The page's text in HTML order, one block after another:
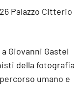
Palazzo Citterio
Giovanni Gastel
della fotografia
umano e